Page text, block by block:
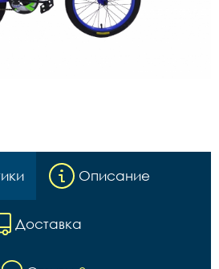
Описание
Доставка